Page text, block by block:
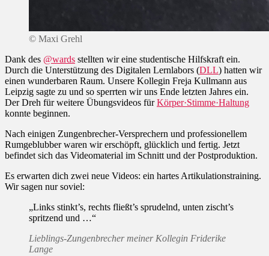
© Maxi Grehl
Dank des @wards stellten wir eine studentische Hilfskraft ein.
Durch die Unterstützung des Digitalen Lernlabors (DLL) hatten wir
einen wunderbaren Raum. Unsere Kollegin Freja Kullmann aus
Leipzig sagte zu und so sperrten wir uns Ende letzten Jahres ein.
Der Dreh für weitere Übungsvideos fürKörper·Stimme·Haltung
konnte beginnen.
Nach einigen Zungenbrecher-Versprechern und professionellem
Rumgeblubber waren wir erschöpft, glücklich und fertig. Jetzt
befindet sich das Videomaterial im Schnitt und der Postproduktion.
Es erwarten dich zwei neue Videos: ein hartes Artikulationstraining.
Wir sagen nur soviel:
„Links stinkt’s, rechts fließt’s sprudelnd, unten zischt’s
spritzend und …“
Lieblings-Zungenbrecher meiner Kollegin Friderike
Lange